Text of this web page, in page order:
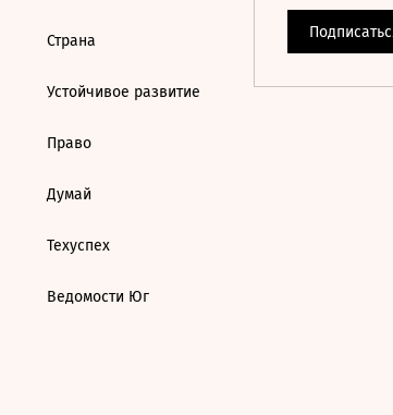
Страна
Устойчивое развитие
Право
Думай
Техуспех
Ведомости Юг